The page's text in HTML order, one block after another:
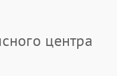
центра